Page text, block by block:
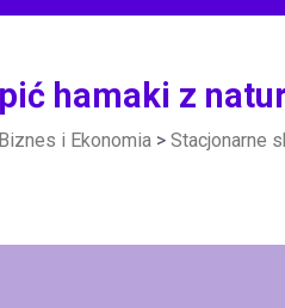
hamaki z
Biznes i Ekonomia > Stacjonarne